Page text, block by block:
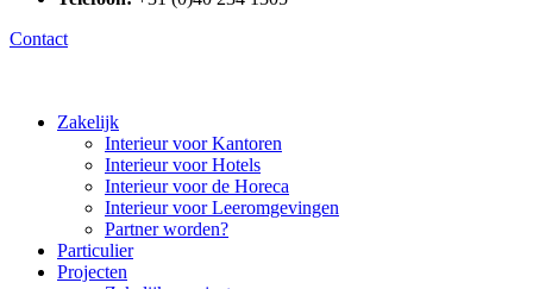
Contact
Zakelijk
Interieur voor Kantoren
Interieur voor Hotels
Interieur voor de Horeca
Interieur voor Leeromgevingen
Partner worden?
Particulier
Projecten